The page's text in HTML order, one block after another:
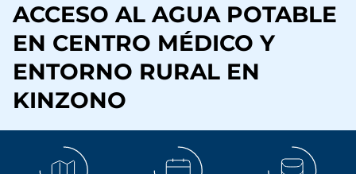
navegación
ACCESO AL AGUA POTABLE
EN CENTRO MÉDICO Y
ENTORNO RURAL EN
KINZONO